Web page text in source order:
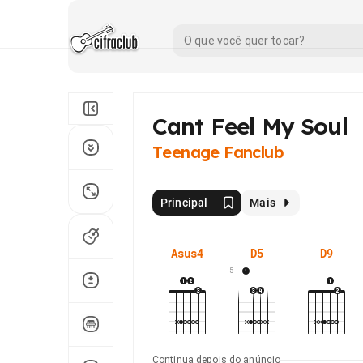
Cant Feel My Soul
Teenage Fanclub
Principal Mais
Asus4 D5
5
D9
Continua depois do anúncio